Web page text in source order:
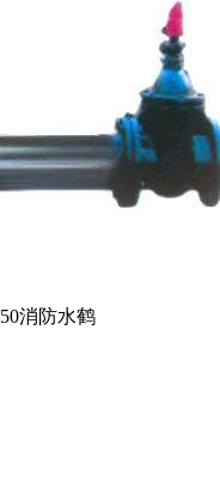
消防水鹤